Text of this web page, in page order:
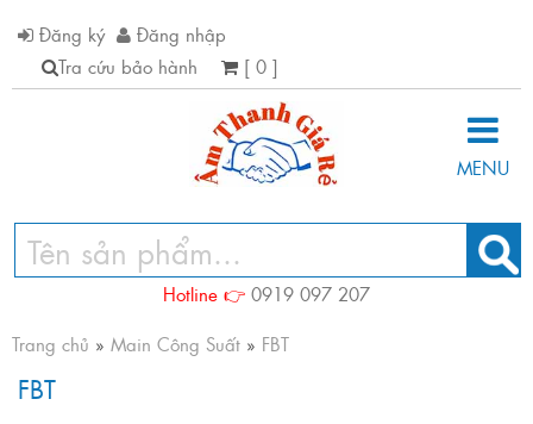
Đăng ký
Đăng nhập
Tra cứu bảo hành
[ 0 ]
MENU
Hotline 👉 0919 097 207
Trang chủ » Main Công Suất » FBT
FBT